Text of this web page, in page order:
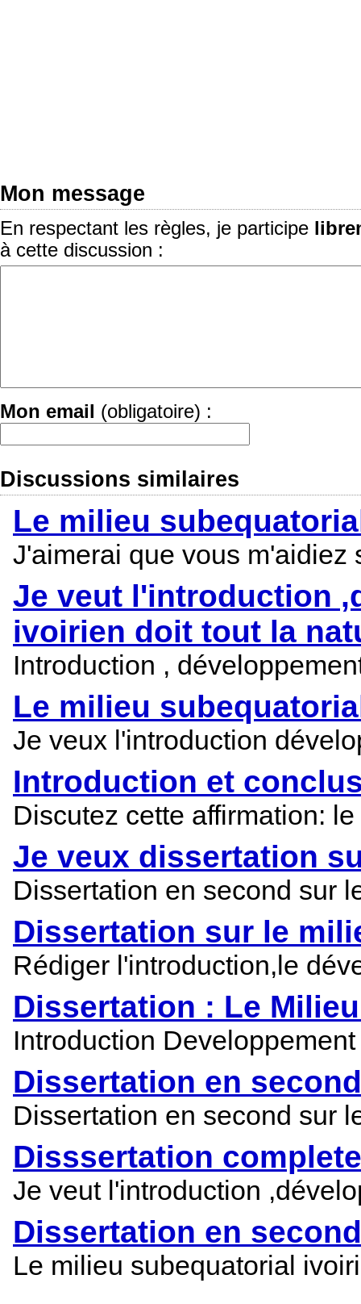
Mon message
En respectant les règles, je participe
à cette discussion :
Mon email (obligatoire) :
Discussions similaires
Le milieu
J'aimerai que vous m'aidiez
Je veut l'introduction
ivoirien doit tout la
Introduction ,
Le milieu
Je veux l'introduction
Introduction et
Discutez cette affirmation:
Je veux dissertation
Dissertation en second sur
Dissertation sur le
Rédiger l'introduction,le
Dissertation : Le
Introduction
Dissertation en
Dissertation en second sur
Disssertation complete
Je veut l'introduction
Dissertation en
Le milieu subequatorial